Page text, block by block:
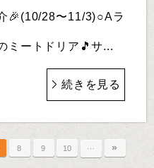
🎉(10/28〜11/3)○Aラ
ミートドリア🎵サ...
続きを見る
8 9 10 … »